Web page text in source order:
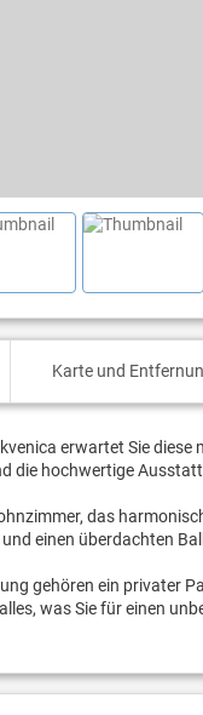
Karte und
erwartet Sie
die hochwertige
das
einen überdachten
gehören ein privater
was Sie für einen